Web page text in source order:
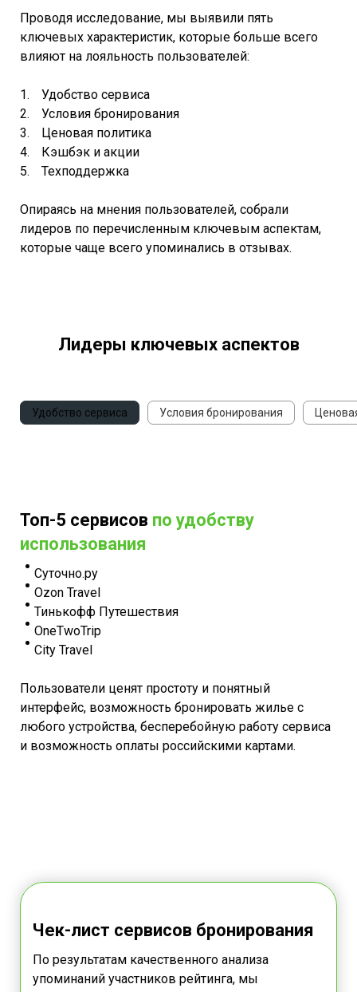
Проводя исследование, мы выявили пять
ключевых характеристик, которые больше всего
влияют на лояльность пользователей:
Удобство сервиса
Условия бронирования
Ценовая политика
Кэшбэк и акции
Техподдержка
Опираясь на мнения пользователей, собрали
лидеров по перечисленным ключевым аспектам,
которые чаще всего упоминались в отзывах.
Лидеры ключевых аспектов
Удобство сервиса Условия бронирования
Топ-5 сервисов по удобству
использования
Суточно.ру
Ozon Travel
Тинькофф Путешествия
OneTwoTrip
City Travel
Пользователи ценят простоту и понятный
интерфейс, возможность бронировать жилье с
любого устройства, бесперебойную работу сервиса
и возможность оплаты российскими картами.
Чек-лист сервисов бронирования
По результатам качественного анализа
упоминаний участников рейтинга, мы